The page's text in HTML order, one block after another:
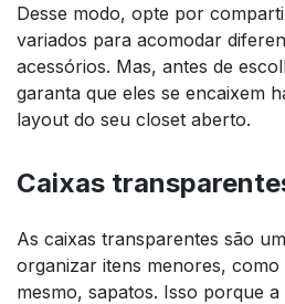
Desse modo, opte por
variados para acomodar
acessórios. Mas, antes de
garanta que eles se encaixem
layout do seu closet aberto.
Caixas
As caixas transparentes são
organizar itens menores,
mesmo, sapatos. Isso porque